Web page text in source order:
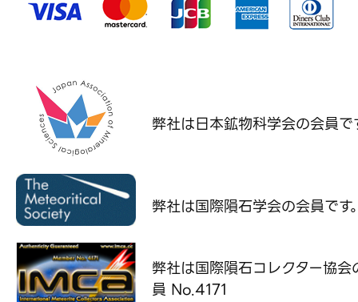
弊社は日本鉱物科学会の会員で
弊社は国際隕石学会の会員です
弊社は国際隕石コレクター協会
員 No.4171